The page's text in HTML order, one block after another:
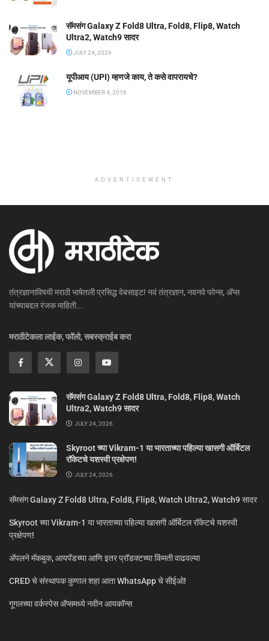
सॅमसंग Galaxy Z Fold8 Ultra, Fold8, Flip8, Watch
Ultra2, Watch9 सादर
JULY 24, 2026
यूपीआय (UPI) म्हणजे काय, ते कसे वापरायचे?
NOVEMBER 4, 2016
ADVERTISEMENT
तंत्रज्ञानाविषयी मराठी भाषेतली प्रसिद्ध वेबसाइट! नवं तंत्रज्ञान, नवनवे फोन्स, ॲप्स
यांच्याबद्दल रंजक माहिती...
मराठीटेकला लाईक, फॉलो, सबस्क्राईब करा
सॅमसंग Galaxy Z Fold8 Ultra, Fold8, Flip8, Watch
Ultra2, Watch9 सादर
JULY 24, 2026
Skyroot च्या Vikram-1 या भारताच्या पहिल्या खासगी ऑर्बिटल
रॉकेटचे यशस्वी प्रक्षेपण!
JULY 24, 2026
सॅमसंग Galaxy Z Fold8 Ultra, Fold8, Flip8, Watch Ultra2, Watch9 सादर
Skyroot च्या Vikram-1 या भारताच्या पहिल्या खासगी ऑर्बिटल रॉकेटचे यशस्वी
प्रक्षेपण!
ॲपलने मॅकबुक, आयपॅडच्या आणि इतर प्रॉडक्टच्या किंमती वाढवल्या
CRED चे संस्थापक कुणाल शहा आता WhatsApp चे सीईओ!
गूगलच्या वर्कस्पेस अ‍ॅप्समध्ये नवीन आयकॉन्स